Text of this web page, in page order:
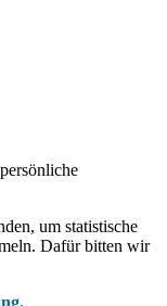
um statistische
Dafür bitten wir